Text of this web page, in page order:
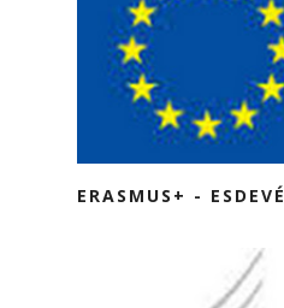
ERASMUS+ -